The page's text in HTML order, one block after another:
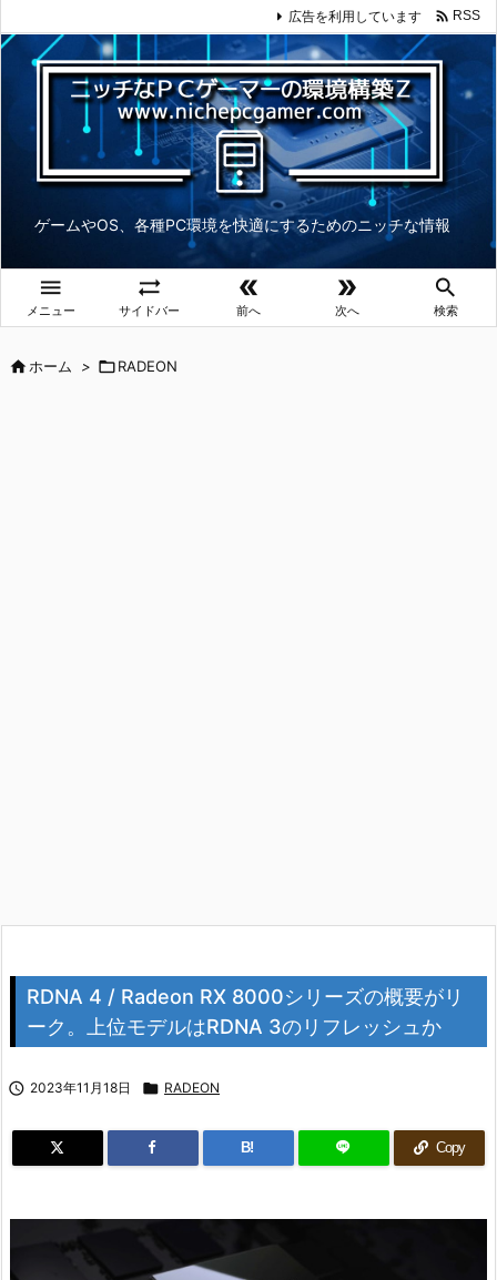
ゲームやOS、各種PC環境を快適にするためのニッチな情報

メニュー

サイドバー

前へ

次へ

検索
広告を利用しています  RSS
ホーム > RADEON
RDNA 4 / Radeon RX 8000シリーズの概要がリ
ーク。上位モデルはRDNA 3のリフレッシュか
 2023年11月18日  RADEON
B! Copy